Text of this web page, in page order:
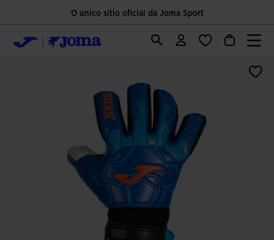
O único sítio oficial da Joma Sport